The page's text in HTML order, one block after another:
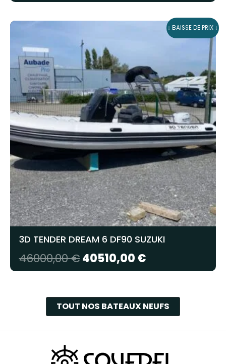
↓ BAISSE DE PRIX ↓
3D TENDER DREAM 6 DF90 SUZUKI
46000,00€Le
prix
était :
46000,00 €.
40510,00€Le
prix
est :
40510,00 €.
TOUT NOS BATEAUX NEUFS